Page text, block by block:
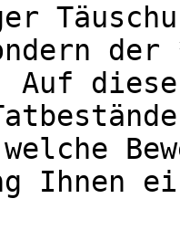
Auf
welche
Ihnen